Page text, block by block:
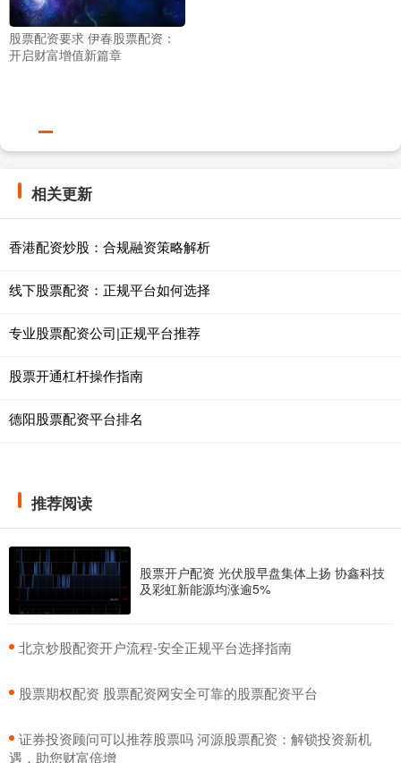
股票配资要求 伊春股票配资：
开启财富增值新篇章
相关更新
香港配资炒股：合规融资策略解析
线下股票配资：正规平台如何选择
专业股票配资公司|正规平台推荐
股票开通杠杆操作指南
德阳股票配资平台排名
推荐阅读
股票开户配资 光伏股早盘集体上扬 协鑫科技
及彩虹新能源均涨逾5%
​北京炒股配资开户流程-安全正规平台选择指南
​股票期权配资 股票配资网安全可靠的股票配资平台
​证券投资顾问可以推荐股票吗 河源股票配资：解锁投资新机
遇，助您财富倍增